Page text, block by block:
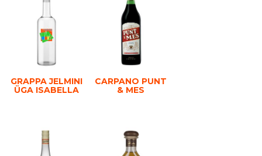
GRAPPA JELMINI
ÜGA ISABELLA
CARPANO PUNT
& MES